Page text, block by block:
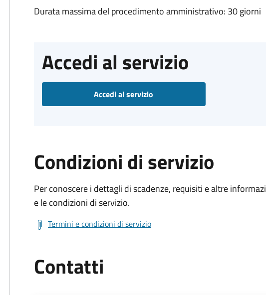
Durata massima del procedimento amministrativo: 30 giorni
Accedi al servizio
Accedi al servizio
Condizioni di servizio
Per conoscere i dettagli di scadenze, requisiti e altre
e le condizioni di servizio.
Termini e condizioni di servizio
Contatti